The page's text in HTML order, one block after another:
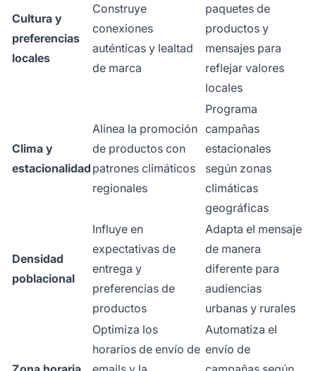
Cultura y
preferencias
locales
Construye
conexiones
auténticas y lealtad
de marca
paquetes de
productos y
mensajes para
reflejar valores
locales
Clima y
estacionalidad
Alinea la promoción
de productos con
patrones climáticos
regionales
Programa
campañas
estacionales
según zonas
climáticas
geográficas
Densidad
poblacional
Influye en
expectativas de
entrega y
preferencias de
productos
Adapta el mensaje
de manera
diferente para
audiencias
urbanas y rurales
Optimiza los
horarios de envío de
Automatiza el
envío de